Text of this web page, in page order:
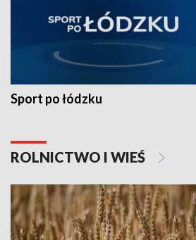
Sport po łódzku
ROLNICTWO I WIEŚ